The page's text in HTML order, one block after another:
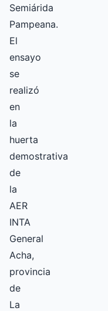
Semiárida
Pampeana.
El
ensayo
se
realizó
en
la
huerta
demostrativa
de
la
AER
INTA
General
Acha,
provincia
de
La